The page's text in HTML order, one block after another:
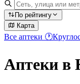
По рейтингу
Карта
Все аптеки 🕐
Аптеки в